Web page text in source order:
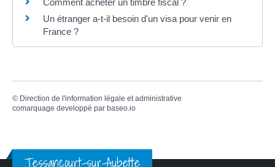
Comment acheter un timbre fiscal ?
Un étranger a-t-il besoin d'un visa pour venir en
France ?
© Direction de l'information légale et administrative
comarquage developpé par baseo.io
Tessancourt-sur-Aubette